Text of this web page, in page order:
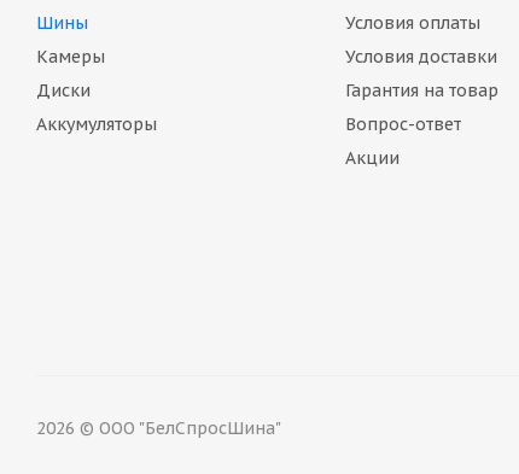
Шины
Камеры
Диски
Аккумуляторы
Условия оплаты
Условия доставки
Гарантия на товар
Вопрос-ответ
Акции
2026 © ООО "БелСпросШина"